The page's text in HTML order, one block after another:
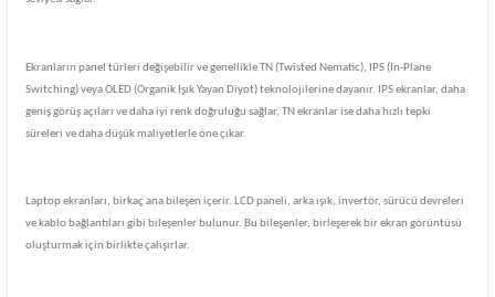
Ekranların panel türleri değişebilir ve genellikle TN (Twisted Nematic), IPS (In-Plane
Switching) veya OLED (Organik Işık Yayan Diyot) teknolojilerine dayanır. IPS ekranlar, daha
geniş görüş açıları ve daha iyi renk doğruluğu sağlar, TN ekranlar ise daha hızlı tepki
süreleri ve daha düşük maliyetlerle öne çıkar.
Laptop ekranları, birkaç ana bileşen içerir. LCD paneli, arka ışık, invertör, sürücü devreleri
ve kablo bağlantıları gibi bileşenler bulunur. Bu bileşenler, birleşerek bir ekran görüntüsü
oluşturmak için birlikte çalışırlar.